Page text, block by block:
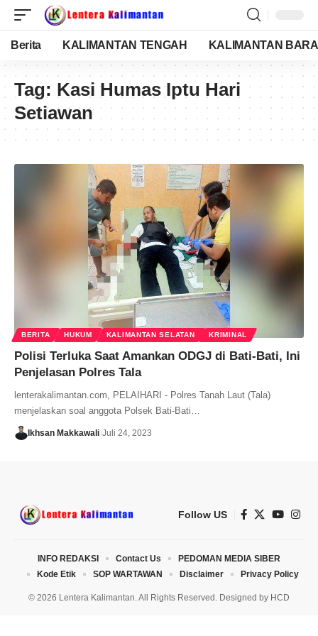
Berita KALIMANTAN TENGAH KALIMANTAN
Tag: Kasi Humas Iptu Hari
Setiawan
BERITA HUKUM KALIMANTAN SELATAN KRIMINAL
Polisi Terluka Saat Amankan ODGJ di Bati-Bati, Ini
Penjelasan Polres Tala
lenterakalimantan.com, PELAIHARI - Polres Tanah Laut (Tala)
menjelaskan soal anggota Polsek Bati-Bati…
Ikhsan Makkawali Juli 24, 2023
Follow US
© 2026 Lentera Kalimantan. All Rights Reserved. Designed by HCD
INFO REDAKSI Contact Us
PEDOMAN MEDIA SIBER
Kode Etik
SOP WARTAWAN Disclaimer Privacy Policy